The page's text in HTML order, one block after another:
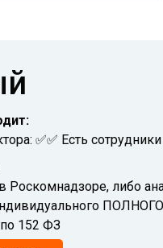
✅✅ Есть
Роскомнадзоре, либо
152 ФЗ